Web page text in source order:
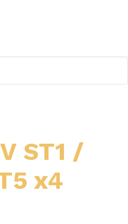
ST1 /
x4